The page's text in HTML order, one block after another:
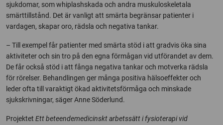
sjukdomar, som whiplashskada och andra muskuloskeletala
smärttillstånd. Det är vanligt att smärta begränsar patienter i
vardagen, skapar oro, rädsla och negativa tankar.
– Till exempel får patienter med smärta stöd i att gradvis öka sina
aktiviteter och sin tro på den egna förmågan vid utförandet av dem.
De får också stöd i att fånga negativa tankar och motverka rädsla
för rörelser. Behandlingen ger många positiva hälsoeffekter och
leder ofta till varaktigt ökad aktivitetsförmåga och minskade
sjukskrivningar, säger Anne Söderlund.
Projektet Ett beteendemedicinskt arbetssätt i fysioterapi vid